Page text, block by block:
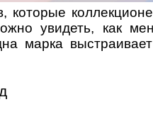
которые
увидеть, как
марка